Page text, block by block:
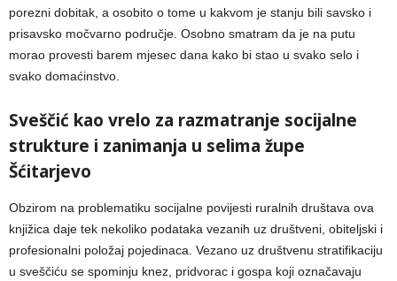
porezni dobitak, a osobito o tome u kakvom je stanju bili savsko i
prisavsko močvarno područje. Osobno smatram da je na putu
morao provesti barem mjesec dana kako bi stao u svako selo i
svako domaćinstvo.
Sveščić kao vrelo za razmatranje socijalne
strukture i zanimanja u selima župe
Šćitarjevo
Obzirom na problematiku socijalne povijesti ruralnih društava ova
knjižica daje tek nekoliko podataka vezanih uz društveni, obiteljski i
profesionalni položaj pojedinaca. Vezano uz društvenu stratifikaciju
u sveščiću se spominju knez, pridvorac i gospa koji označavaju